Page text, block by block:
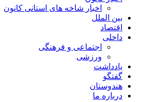
اخبار شاخه های استانی کانون
بین الملل
اقتصاد
داخلی
اجتماعی و فرهنگی
ورزشی
یادداشت
گفتگو
هندوستان
درباره ما